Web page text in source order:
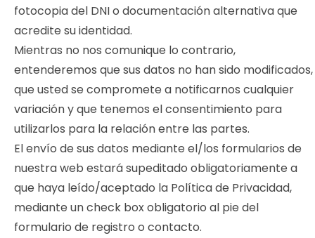
fotocopia del DNI o documentación alternativa que
acredite su identidad.
Mientras no nos comunique lo contrario,
entenderemos que sus datos no han sido modificados,
que usted se compromete a notificarnos cualquier
variación y que tenemos el consentimiento para
utilizarlos para la relación entre las partes.
El envío de sus datos mediante el/los formularios de
nuestra web estará supeditado obligatoriamente a
que haya leído/aceptado la Política de Privacidad,
mediante un check box obligatorio al pie del
formulario de registro o contacto.